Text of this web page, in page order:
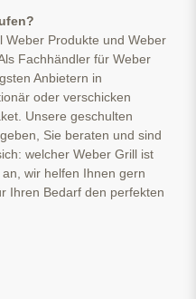
Weber Produkte und Weber
Fachhändler für Weber
Anbietern in
oder verschicken
Unsere geschulten
Sie beraten und sind
welcher Weber Grill ist
wir helfen Ihnen gern
Ihren Bedarf den perfekten